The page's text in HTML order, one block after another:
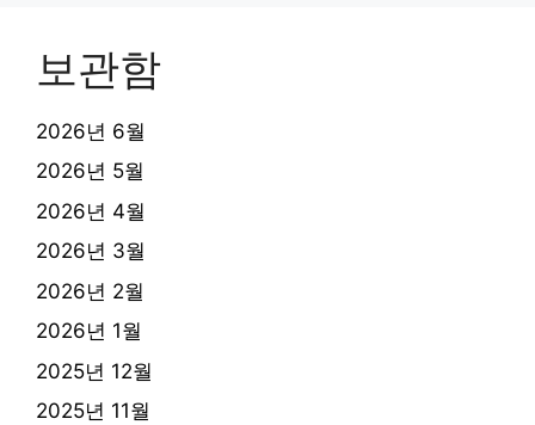
보관함
2026년 6월
2026년 5월
2026년 4월
2026년 3월
2026년 2월
2026년 1월
2025년 12월
2025년 11월